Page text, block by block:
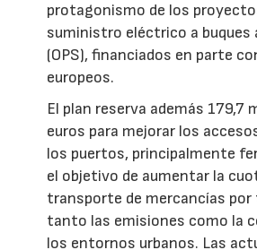
protagonismo de los
suministro eléctrico a buques
(OPS), financiados en parte
europeos.
El plan reserva además 179,7
euros para mejorar los
los puertos, principalmente
el objetivo de aumentar la
transporte de mercancías por
tanto las emisiones como la
los entornos urbanos. Las